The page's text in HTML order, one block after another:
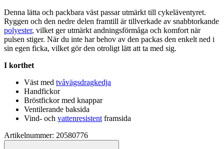
Denna lätta och packbara väst passar utmärkt till cykeläventyret.
Ryggen och den nedre delen framtill är tillverkade av snabbtorkande
polyester, vilket ger utmärkt andningsförmåga och komfort när
pulsen stiger. När du inte har behov av den packas den enkelt ned i
sin egen ficka, vilket gör den otroligt lätt att ta med sig.
I korthet
Väst med tvåvägsdragkedja
Handfickor
Bröstfickor med knappar
Ventilerande baksida
Vind- och vattenresistent framsida
Artikelnummer: 20580776